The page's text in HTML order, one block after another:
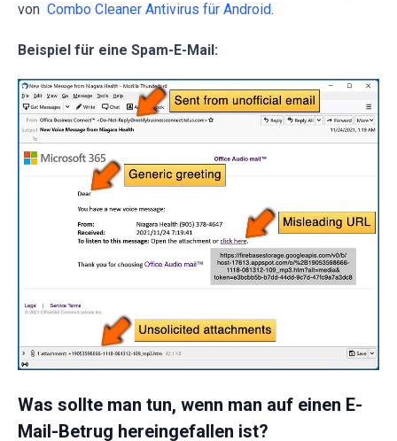
von Combo Cleaner Antivirus für Android.
Beispiel für eine Spam-E-Mail:
Was sollte man tun, wenn man auf einen E-
Mail-Betrug hereingefallen ist?